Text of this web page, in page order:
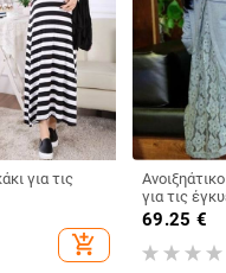
για τις
add_shopping_cart
για τις
69.25 €